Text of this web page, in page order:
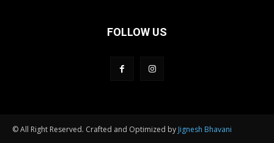
FOLLOW US
© All Right Reserved. Crafted and Optimized by Jignesh Bhavani